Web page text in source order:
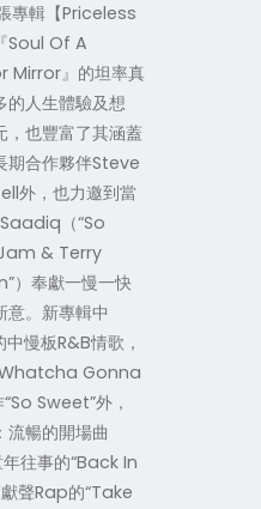
專輯【Priceless
Soul Of A
Mirror』的坦率真
的人生體驗及想
，也豐富了其涵蓋
期合作夥伴Steve
外，也力邀到當
（“So
& Terry
）奉獻一慢一快
意。新專輯中
慢板R&B情歌，
Gonna
Sweet”外，
流暢的開場曲
往事的“Back In
聲Rap的“Take